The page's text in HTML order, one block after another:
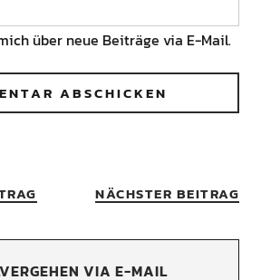
über neue Beiträge via E-Mail.
NÄCHSTER BEITRAG
VIA E-MAIL